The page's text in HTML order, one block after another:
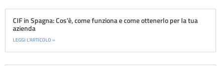
CIF in Spagna: Cos’è, come funziona e come ottenerlo per la tua
azienda
LEGGI L'ARTICOLO »